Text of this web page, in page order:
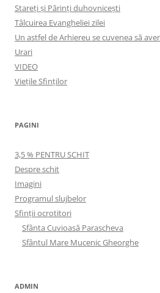
Stareți și Părinți duhovnicești
Tâlcuirea Evangheliei zilei
Un astfel de Arhiereu se cuvenea să
Urari
VIDEO
Viețile Sfinților
PAGINI
3,5 % PENTRU SCHIT
Despre schit
Imagini
Programul slujbelor
Sfinţii ocrotitori
Sfânta Cuvioasă Parascheva
Sfântul Mare Mucenic Gheorghe
ADMIN